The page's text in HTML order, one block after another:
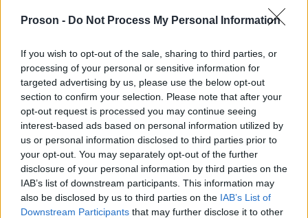
Proson - Do Not Process My Personal Information
If you wish to opt-out of the sale, sharing to third parties, or
processing of your personal or sensitive information for
targeted advertising by us, please use the below opt-out
section to confirm your selection. Please note that after your
opt-out request is processed you may continue seeing
interest-based ads based on personal information utilized by
us or personal information disclosed to third parties prior to
your opt-out. You may separately opt-out of the further
disclosure of your personal information by third parties on the
IAB’s list of downstream participants. This information may
also be disclosed by us to third parties on the IAB’s List of
Downstream Participants that may further disclose it to other
ΑΣΕΠ: Εξ αποστάσεως η πιο Εύκολη
Πιστοποίηση Υπολογιστών σε 2
μέρες
Μάθε πρώτος όλες τις σημαντικές
ειδήσεις.
Βάλε το proson.gr στα αποτελέσματα